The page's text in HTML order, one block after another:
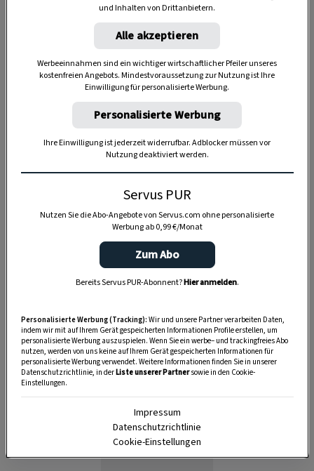
aufbewahren. So bleiben die lieben Rüben und
Co etwa 1 Monat frisch.
4 Portionen
1:10 Stunden
und Inhalten von Drittanbietern.
Alle akzeptieren
Werbeeinnahmen sind ein wichtiger wirtschaftlicher Pfeiler unseres
kostenfreien Angebots. Mindestvoraussetzung zur Nutzung ist Ihre
Einwilligung für personalisierte Werbung.
Personalisierte Werbung
Ihre Einwilligung ist jederzeit widerrufbar. Adblocker müssen vor
Nutzung deaktiviert werden.
Servus PUR
Nutzen Sie die Abo-Angebote von Servus.com ohne personalisierte
Werbung ab 0,99 €/Monat
Zum Abo
Bereits Servus PUR-Abonnent?Hier anmelden.
Personalisierte Werbung (Tracking): Wir und unsere Partner verarbeiten Daten,
indem wir mit auf Ihrem Gerät gespeicherten Informationen Profile erstellen, um
personalisierte Werbung auszuspielen. Wenn Sie ein werbe– und trackingfreies Abo
nutzen, werden von uns keine auf Ihrem Gerät gespeicherten Informationen für
personalisierte Werbung verwendet. Weitere Informationen finden Sie in unserer
Datenschutzrichtlinie, in derListe unserer Partnersowie in den Cookie-
Einstellungen.
Impressum
Datenschutzrichtlinie
Cookie-Einstellungen